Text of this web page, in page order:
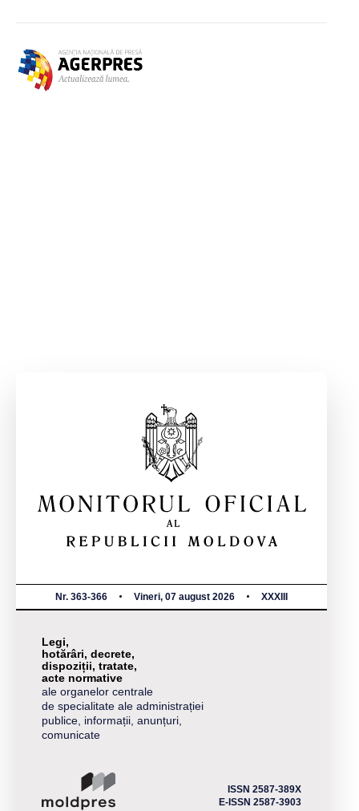
Nr. 363-366 Vineri, 07 august 2026 XXXIII
Legi,
hotărâri, decrete,
dispoziții, tratate,
acte normative
ale organelor centrale
de specialitate ale administrației
publice, informații, anunțuri,
comunicate
ISSN 2587-389X
E-ISSN 2587-3903